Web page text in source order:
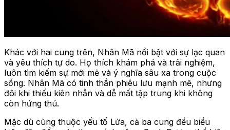
Khác với hai cung trên, Nhân Mã nổi bật với sự lạc quan
và yêu thích tự do. Họ thích khám phá và trải nghiệm,
luôn tìm kiếm sự mới mẻ và ý nghĩa sâu xa trong cuộc
sống. Nhân Mã có tinh thần phiêu lưu mạnh mẽ, nhưng
đôi khi thiếu kiên nhẫn và dễ mất tập trung khi không
còn hứng thú.
Mặc dù cùng thuộc yếu tố Lửa, cả ba cung đều biểu